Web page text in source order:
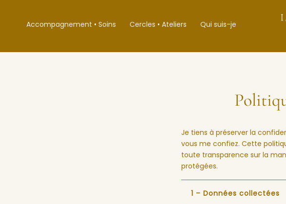
Accompagnement • Soins Cercles • Ateliers Qui suis-je
Je tiens à préserver la
vous me confiez. Cette
toute transparence sur la
protégées.
1 – Données collectées